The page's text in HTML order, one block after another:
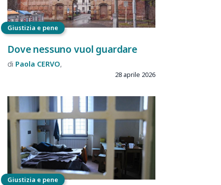
Giustizia e pene
Dove nessuno vuol guardare
Paola CERVO
28 aprile 2026
Giustizia e pene